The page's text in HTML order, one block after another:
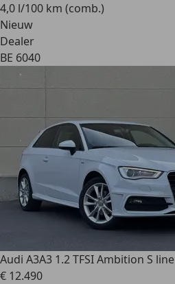
4,0 l/100 km (comb.)
Nieuw
Dealer
BE 6040
Audi A3A3 1.2 TFSI Ambition S line
€ 12.490